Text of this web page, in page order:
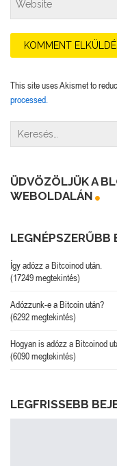
This site uses Akismet to
processed.
ÜDVÖZÖLJÜK A
WEBOLDALÁN
LEGNÉPSZERŰBB
Így adózz a Bitcoinod után.
(17249 megtekintés)
Adózzunk-e a Bitcoin után?
(6292 megtekintés)
Hogyan is adózz a Bitcoinod
(6090 megtekintés)
LEGFRISSEBB